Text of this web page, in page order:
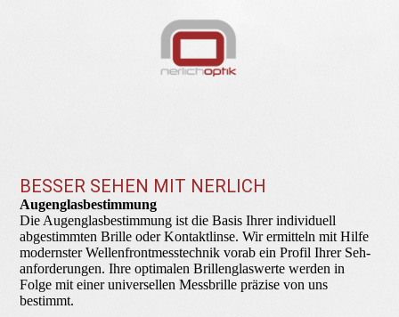
BESSER SEHEN MIT NERLICH
Augenglas­bestimmung
Die Augenglasbestimmung ist die Basis Ihrer individuell
abgestimmten Brille oder Kontaktlinse. Wir ermitteln mit Hilfe
modernster Wellenfrontmesstechnik vorab ein Profil Ihrer Seh­
anforde­rungen. Ihre optimalen Brillenglaswerte werden in
Folge mit einer universellen Messbrille präzise von uns
bestimmt.